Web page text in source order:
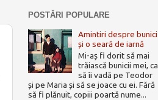
POSTĂRI POPULARE
Amintiri despre bunici
și o seară de iarnă
Mi-aș fi dorit să mai
trăiască bunicii mei, ca
să îi vadă pe Teodor
și pe Maria și să se joace cu ei. Fără
să fi plănuit, copiii poartă nume...